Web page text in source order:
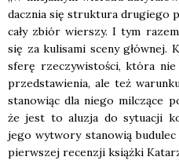
dacz­nia się struk­tu­ra dru­gie­go
cały zbiór wier­szy. I tym
się za kuli­sa­mi sce­ny głów­nej.
sfe­rę rze­czy­wi­sto­ści, któ­ra
przed­sta­wie­nia, ale też
sta­no­wiąc dla nie­go mil­czą­ce
że jest to alu­zja do sytu­acji
jego wytwo­ry sta­no­wią budu­lec
pierw­szej recen­zji książ­ki